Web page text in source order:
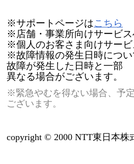
※サポートページはこちら
※店舗・事業所向けサービ
※個人のお客さま向けサー
※故障情報の発生日時につ
故障が発生した日時と一部
異なる場合がございます。
※緊急やむを得ない場合、予
ございます。
copyright © 2000 NTT東日本株